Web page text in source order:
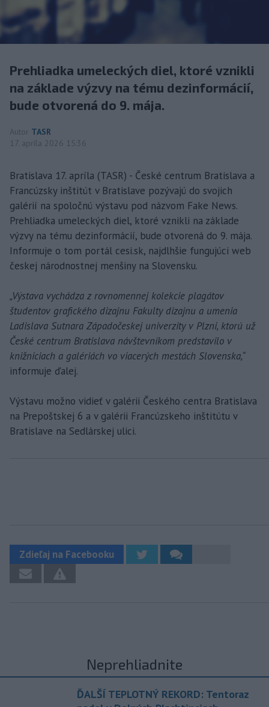
Prehliadka umeleckých diel, ktoré vznikli
na základe výzvy na tému dezinformácií,
bude otvorená do 9. mája.
Autor TASR
17. apríla 2026 15:36
Bratislava 17. apríla (TASR) - České centrum Bratislava a
Francúzsky inštitút v Bratislave pozývajú do svojich
galérií na spoločnú výstavu pod názvom Fake News.
Prehliadka umeleckých diel, ktoré vznikli na základe
výzvy na tému dezinformácií, bude otvorená do 9. mája.
Informuje o tom portál cesi.sk, najdlhšie fungujúci web
českej národnostnej menšiny na Slovensku.
„Výstava vychádza z rovnomennej kolekcie plagátov
študentov grafického dizajnu Fakulty dizajnu a umenia
Ladislava Sutnara Západočeskej univerzity v Plzni, ktorú už
České centrum Bratislava návštevníkom predstavilo v
knižniciach a galériách vo viacerých mestách Slovenska,“
informuje ďalej.
Výstavu možno vidieť v galérii Českého centra Bratislava
na Prepoštskej 6 a v galérii Francúzskeho inštitútu v
Bratislave na Sedlárskej ulici.
Zdieľaj na Facebooku
Neprehliadnite
ĎALŠÍ TEPLOTNÝ REKORD: Tentoraz